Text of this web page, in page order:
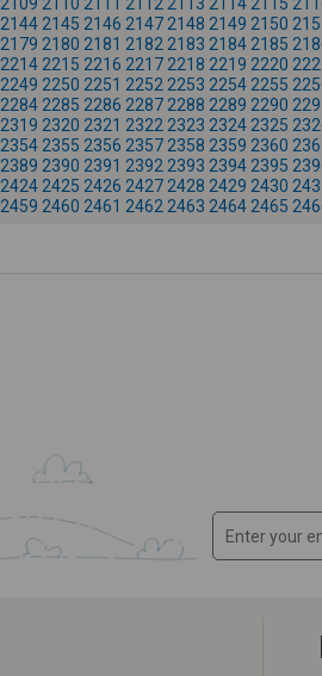
2144 2145 2146 2147 2148 2149 2150
2179 2180 2181 2182 2183 2184 2185
2214 2215 2216 2217 2218 2219 2220
2249 2250 2251 2252 2253 2254 2255
2284 2285 2286 2287 2288 2289 2290
2319 2320 2321 2322 2323 2324 2325
2354 2355 2356 2357 2358 2359 2360
2389 2390 2391 2392 2393 2394 2395
2424 2425 2426 2427 2428 2429 2430
2459 2460 2461 2462 2463 2464 2465